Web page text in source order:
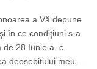
a Vă depune
în ce condiţiuni s-a
de 28 Iunie a. c.
deosebitului meu…